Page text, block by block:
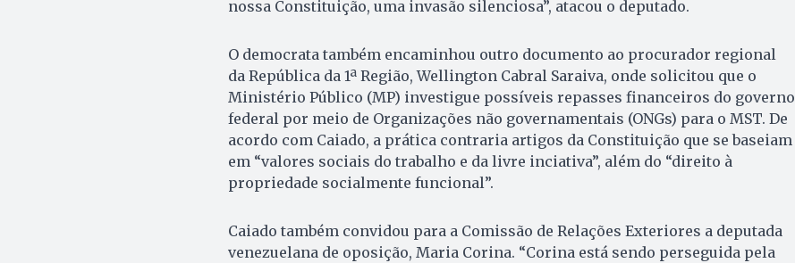
nossa Constituição, uma invasão silenciosa”, atacou o deputado.
O democrata também encaminhou outro documento ao procurador regional
da República da 1ª Região, Wellington Cabral Saraiva, onde solicitou que o
Ministério Público (MP) investigue possíveis repasses financeiros do governo
federal por meio de Organizações não governamentais (ONGs) para o MST. De
acordo com Caiado, a prática contraria artigos da Constituição que se baseiam
em “valores sociais do trabalho e da livre inciativa”, além do “direito à
propriedade socialmente funcional”.
Caiado também convidou para a Comissão de Relações Exteriores a deputada
venezuelana de oposição, Maria Corina. “Corina está sendo perseguida pela